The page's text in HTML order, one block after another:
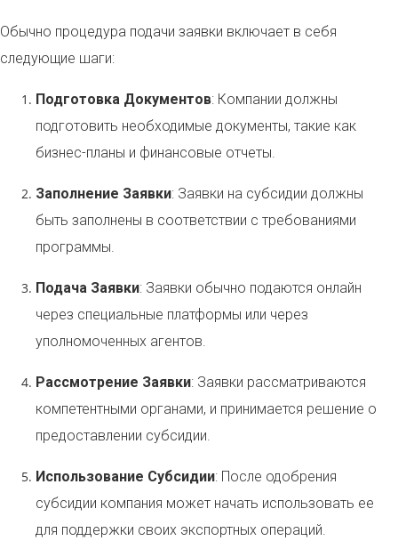
Обычно процедура подачи заявки включает в себя
следующие шаги:
Подготовка Документов: Компании должны
подготовить необходимые документы, такие как
бизнес-планы и финансовые отчеты.
Заполнение Заявки: Заявки на субсидии должны
быть заполнены в соответствии с требованиями
программы.
Подача Заявки: Заявки обычно подаются онлайн
через специальные платформы или через
уполномоченных агентов.
Рассмотрение Заявки: Заявки рассматриваются
компетентными органами, и принимается решение о
предоставлении субсидии.
Использование Субсидии: После одобрения
субсидии компания может начать использовать ее
для поддержки своих экспортных операций.